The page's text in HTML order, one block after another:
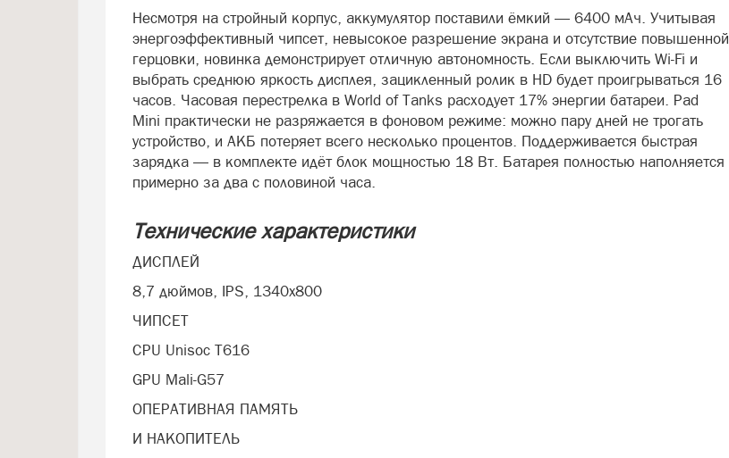
Несмотря на стройный корпус, аккумулятор поставили ёмкий — 6400 мАч. Учитывая
энергоэффективный чипсет, невысокое разрешение экрана и отсутствие повышенной
герцовки, новинка демонстрирует отличную автономность. Если выключить Wi-Fi и
выбрать среднюю яркость дисплея, зацикленный ролик в HD будет проигрываться 16
часов. Часовая перестрелка в World of Tanks расходует 17% энергии батареи. Pad
Mini практически не разряжается в фоновом режиме: можно пару дней не трогать
устройство, и АКБ потеряет всего несколько процентов. Поддерживается быстрая
зарядка — в комплекте идёт блок мощностью 18 Вт. Батарея полностью наполняется
примерно за два с половиной часа.
Технические характеристики
ДИСПЛЕЙ
8,7 дюймов, IPS, 1340x800
ЧИПСЕТ
CPU Unisoc T616
GPU Mali-G57
ОПЕРАТИВНАЯ ПАМЯТЬ
И НАКОПИТЕЛЬ